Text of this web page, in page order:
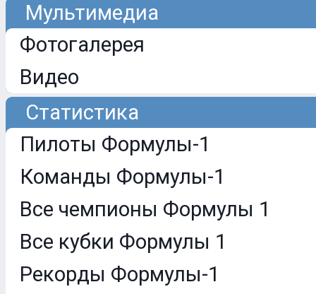
Мультимедиа
Фотогалерея
Видео
Статистика
Пилоты Формулы-1
Команды Формулы-1
Все чемпионы Формулы 1
Все кубки Формулы 1
Рекорды Формулы-1